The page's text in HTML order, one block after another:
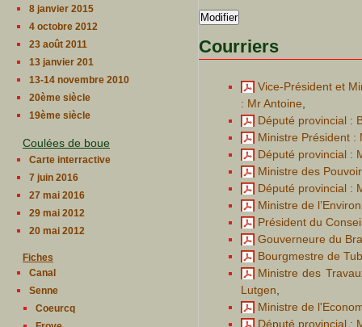
8 janvier 2015
4 octobre 2012
23 août 2011
13 janvier 201
13-14 novembre 2010
20ème siècle
19ème siècle
Coulées de boue
Carte interractive
7 juin 2016
27 mai 2016
29 mai 2012
20 mai 2012
Fiches
Canal
Senne
Coeurcq
Modifier
Courriers
Vice-Président et
: Mr Antoine
Député provincial :
Ministre Président :
Député provincial :
Ministre des
Député provincial :
Ministre de
Président du
Gouverneure du
Bourgmestre de
Ministre des
Lutgen
Ministre de
Député provincial :